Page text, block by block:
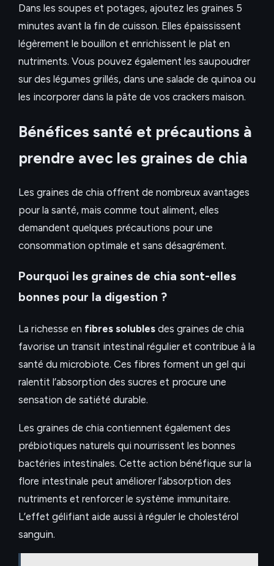
Dans les soupes et potages, ajoutez les graines 5
minutes avant la fin de cuisson. Elles épaississent
légèrement le bouillon et enrichissent le plat en
nutriments. Vous pouvez également les saupoudrer
sur des légumes grillés, dans une salade de quinoa ou
les incorporer dans la pâte de vos crackers maison.
Bénéfices santé et précautions à
prendre avec les graines de chia
Les graines de chia offrent de nombreux avantages
pour la santé, mais comme tout aliment, elles
demandent quelques précautions pour une
consommation optimale et sans désagrément.
Pourquoi les graines de chia sont-elles
bonnes pour la digestion ?
La richesse en fibres solubles des graines de chia
favorise un transit intestinal régulier et contribue à la
santé du microbiote. Ces fibres forment un gel qui
ralentit l’absorption des sucres et procure une
sensation de satiété durable.
Les graines de chia contiennent également des
prébiotiques naturels qui nourrissent les bonnes
bactéries intestinales. Cette action bénéfique sur la
flore intestinale peut améliorer l’absorption des
nutriments et renforcer le système immunitaire.
L’effet gélifiant aide aussi à réguler le cholestérol
sanguin.